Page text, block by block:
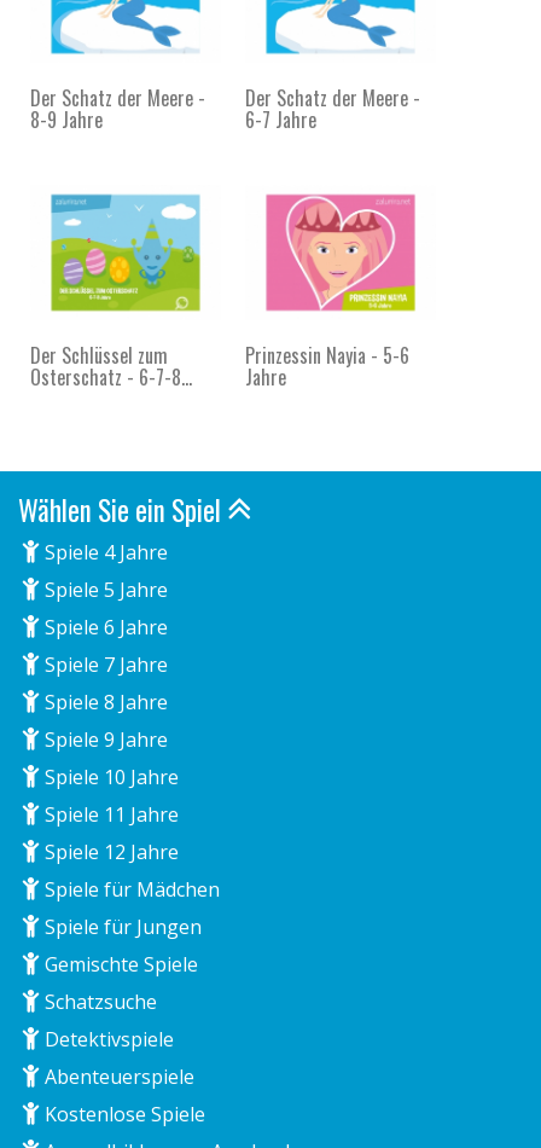
Der Schatz der Meere -
8-9 Jahre
Der Schatz der Meere -
6-7 Jahre
Der Schlüssel zum
Osterschatz - 6-7-8...
Prinzessin Nayia - 5-6
Jahre
Wählen Sie ein Spiel
Spiele 4 Jahre
Spiele 5 Jahre
Spiele 6 Jahre
Spiele 7 Jahre
Spiele 8 Jahre
Spiele 9 Jahre
Spiele 10 Jahre
Spiele 11 Jahre
Spiele 12 Jahre
Spiele für Mädchen
Spiele für Jungen
Gemischte Spiele
Schatzsuche
Detektivspiele
Abenteuerspiele
Kostenlose Spiele